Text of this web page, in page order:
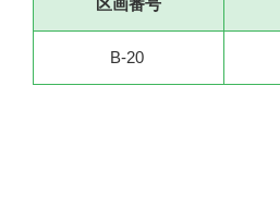
区画番号
B-20